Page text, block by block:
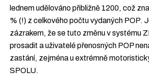
lednem udělováno přibližně 1200, což
% (!) z celkového počtu vydaných POP.
zázrakem, že se tuto změnu v systému
prosadit a uživatelé přenosných POP
zastání, zejména u extrémně
SPOLU.